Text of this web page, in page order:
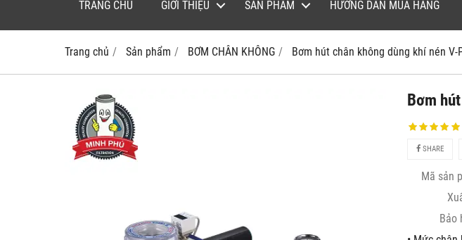
TRANG CHỦ GIỚI THIỆU SẢN PHẨM HƯỚNG DẪN MUA HÀNG
Trang chủ Sản phẩm BƠM CHÂN KHÔNG Bơm hút chân không dùng khí nén V-
Bơm
SHARE
Mã sản
Bảo